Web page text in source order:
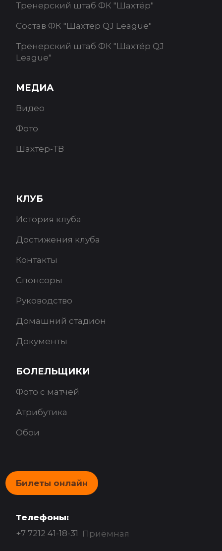
Тренерский штаб ФК "Шахтёр"
Состав ФК "Шахтёр QJ League"
Тренерский штаб ФК "Шахтёр QJ
League"
МЕДИА
Видео
Фото
Шахтёр-ТВ
КЛУБ
История клуба
Достижения клуба
Контакты
Спонсоры
Руководство
Домашний стадион
Документы
БОЛЕЛЬЩИКИ
Фото с матчей
Атрибутика
Обои
Билеты онлайн
Телефоны:
+7 7212 41-18-31 Приёмная